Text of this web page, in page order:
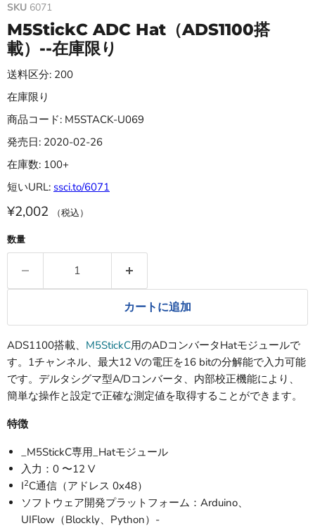
SKU 6071
M5StickC ADC Hat（ADS1100搭
載）--在庫限り
送料区分: 200
在庫限り
商品コード: M5STACK-U069
発売日: 2020-02-26
在庫数: 100+
短いURL: ssci.to/6071
¥2,002 （税込）
数量
カートに追加
ADS1100搭載、 M5StickC用のADコンバータHatモジュールで
す。1チャンネル、最大12 Vの電圧を16 bitの分解能で入力可能
です。デルタシグマ型A/Dコンバータ、内部校正機能により、
簡単な操作と設定で正確な測定値を取得することができます。
特徴
_M5StickC専用_Hatモジュール
入力：0 〜12 V
I2C通信（アドレス 0x48）
ソフトウェア開発プラットフォーム：Arduino、
UIFlow（Blockly、Python）-